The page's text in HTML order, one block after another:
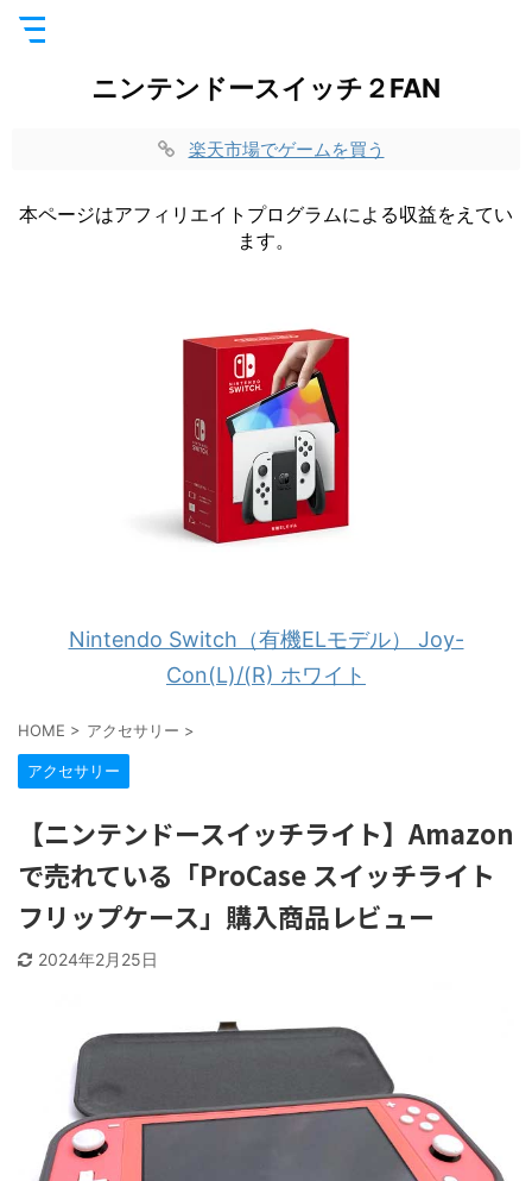
ニンテンドースイッチ２FAN
楽天市場でゲームを買う
本ページはアフィリエイトプログラムによる収益をえてい
ます。
Nintendo Switch（有機ELモデル） Joy-
Con(L)/(R) ホワイト
HOME > アクセサリー >
アクセサリー
【ニンテンドースイッチライト】Amazon
で売れている「ProCase スイッチライト
フリップケース」購入商品レビュー
2024年2月25日